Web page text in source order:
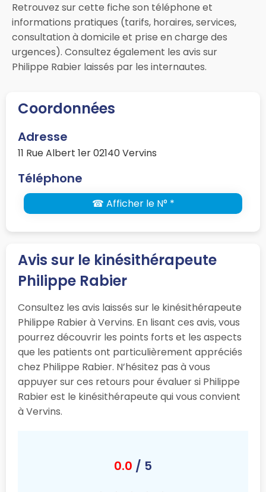
Retrouvez sur cette fiche son téléphone et
informations pratiques (tarifs, horaires, services,
consultation à domicile et prise en charge des
urgences). Consultez également les avis sur
Philippe Rabier laissés par les internautes.
Coordonnées
Adresse
11 Rue Albert 1er 02140 Vervins
Téléphone
☎ Afficher le N° *
Avis sur le kinésithérapeute
Philippe Rabier
Consultez les avis laissés sur le kinésithérapeute
Philippe Rabier à Vervins. En lisant ces avis, vous
pourrez découvrir les points forts et les aspects
que les patients ont particulièrement appréciés
chez Philippe Rabier. N’hésitez pas à vous
appuyer sur ces retours pour évaluer si Philippe
Rabier est le kinésithérapeute qui vous convient
à Vervins.
0.0 / 5